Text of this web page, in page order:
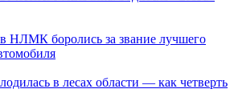
НЛМК боролись за звание лучшего
в лесах области — как четверть